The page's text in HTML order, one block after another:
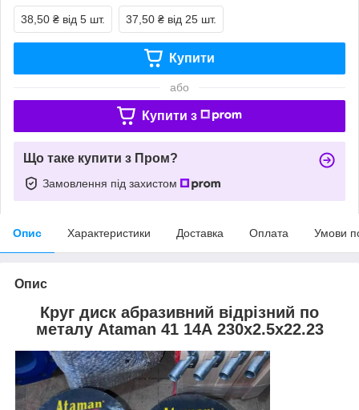
38,50 ₴ від 5 шт. 37,50 ₴ від 25 шт.
Купити
або
Купити з
Що таке купити з Пром?
Замовлення під захистом
Опис Характеристики Доставка Оплата Умови
Опис
Круг диск абразивний відрізний по
металу Ataman 41 14А 230х2.5х22.23